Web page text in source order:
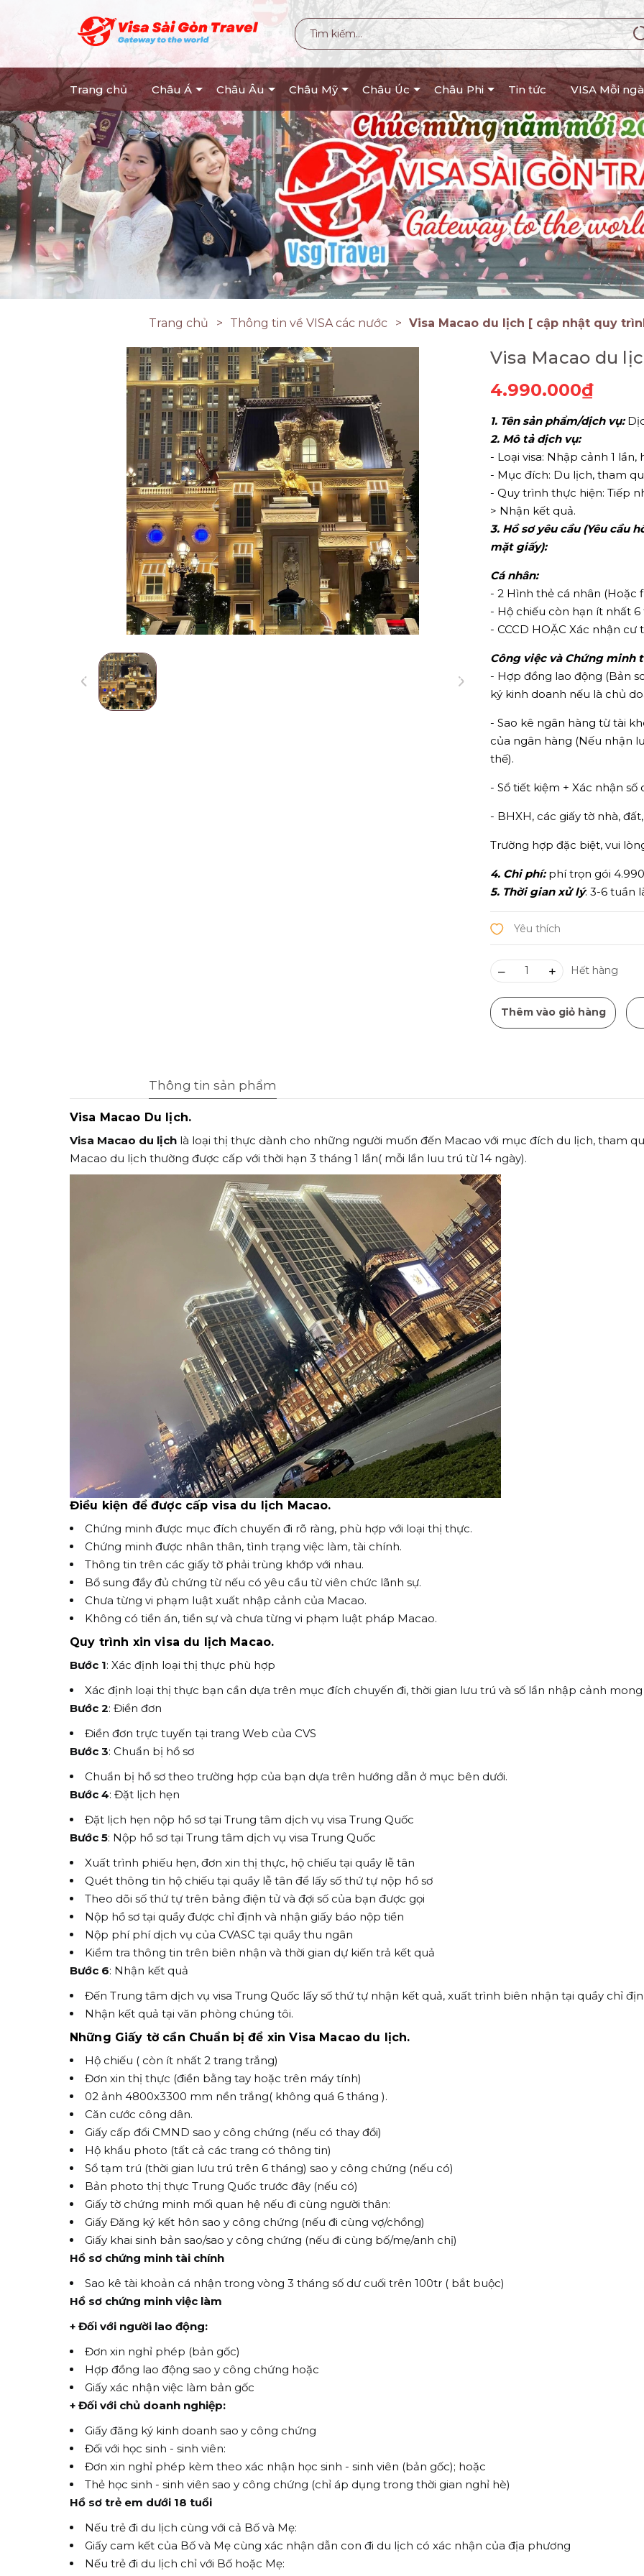
Trang chủ Châu Á Châu Âu Châu Mỹ Châu Úc Châu Phi Tin tức VISA Mỗi
Trang chủ Thông tin về VISA các nước Visa Macao du lịch [ cập nhật quy
Visa Macao du
4.990.000₫
1. Tên sản phẩm/dịch vụ:
2. Mô tả dịch vụ:
- Loại visa: Nhập cảnh 1
- Mục đích: Du lịch, tham
- Quy trình thực hiện: Tiếp
> Nhận kết quả.
3. Hồ sơ yêu cầu (Yêu cầu
mặt giấy):
Cá nhân:
- 2 Hình thẻ cá nhân (Hoặc
- Hộ chiếu còn hạn ít nhất
- CCCD HOẶC Xác nhận cư
Công việc và Chứng minh
- Hợp đồng lao động (Bản
ký kinh doanh nếu là chủ
- Sao kê ngân hàng từ tài
của ngân hàng (Nếu nhận
thế).
- Sổ tiết kiệm + Xác nhận
- BHXH, các giấy tờ nhà,
Trường hợp đặc biệt, vui
4. Chi phí: phí trọn gói
5. Thời gian xử lý: 3-6 tuần
– + Hết hàng
Thêm vào giỏ hàng
Thông tin sản phẩm
Visa Macao Du lịch.
Visa Macao du lịch là loại thị thực dành cho những người muốn đến Macao với mục đích du lịch, tham
Macao du lịch thường được cấp với thời hạn 3 tháng 1 lần( mỗi lần luu trú từ 14 ngày).
Điều kiện để được cấp visa du lịch Macao.
Chứng minh được mục đích chuyến đi rõ ràng, phù hợp với loại thị thực.
Chứng minh được nhân thân, tình trạng việc làm, tài chính.
Thông tin trên các giấy tờ phải trùng khớp với nhau.
Bổ sung đầy đủ chứng từ nếu có yêu cầu từ viên chức lãnh sự.
Chưa từng vi phạm luật xuất nhập cảnh của Macao.
Không có tiền án, tiền sự và chưa từng vi phạm luật pháp Macao.
Quy trình xin visa du lịch Macao.
Bước 1: Xác định loại thị thực phù hợp
Xác định loại thị thực bạn cần dựa trên mục đích chuyến đi, thời gian lưu trú và số lần nhập cảnh
Bước 2: Điền đơn
Điền đơn trực tuyến tại trang Web của CVS
Bước 3: Chuẩn bị hồ sơ
Chuẩn bị hồ sơ theo trường hợp của bạn dựa trên hướng dẫn ở mục bên dưới.
Bước 4: Đặt lịch hẹn
Đặt lịch hẹn nộp hồ sơ tại Trung tâm dịch vụ visa Trung Quốc
Bước 5: Nộp hồ sơ tại Trung tâm dịch vụ visa Trung Quốc
Xuất trình phiếu hẹn, đơn xin thị thực, hộ chiếu tại quầy lễ tân
Quét thông tin hộ chiếu tại quầy lễ tân để lấy số thứ tự nộp hồ sơ
Theo dõi số thứ tự trên bảng điện tử và đợi số của bạn được gọi
Nộp hồ sơ tại quầy được chỉ định và nhận giấy báo nộp tiền
Nộp phí phí dịch vụ của CVASC tại quầy thu ngân
Kiểm tra thông tin trên biên nhận và thời gian dự kiến trả kết quả
Bước 6: Nhận kết quả
Đến Trung tâm dịch vụ visa Trung Quốc lấy số thứ tự nhận kết quả, xuất trình biên nhận tại quầy chỉ
Nhận kết quả tại văn phòng chúng tôi.
Những Giấy tờ cần Chuẩn bị để xin Visa Macao du lịch.
Hộ chiếu ( còn ít nhất 2 trang trắng)
Đơn xin thị thực (điền bằng tay hoặc trên máy tính)
02 ảnh 4800x3300 mm nền trắng( không quá 6 tháng ).
Căn cước công dân.
Giấy cấp đổi CMND sao y công chứng (nếu có thay đổi)
Hộ khẩu photo (tất cả các trang có thông tin)
Sổ tạm trú (thời gian lưu trú trên 6 tháng) sao y công chứng (nếu có)
Bản photo thị thực Trung Quốc trước đây (nếu có)
Giấy tờ chứng minh mối quan hệ nếu đi cùng người thân:
Giấy Đăng ký kết hôn sao y công chứng (nếu đi cùng vợ/chồng)
Giấy khai sinh bản sao/sao y công chứng (nếu đi cùng bố/mẹ/anh chị)
Hồ sơ chứng minh tài chính
Sao kê tài khoản cá nhận trong vòng 3 tháng số dư cuối trên 100tr ( bắt buộc)
Hồ sơ chứng minh việc làm
+ Đối với người lao động:
Đơn xin nghỉ phép (bản gốc)
Hợp đồng lao động sao y công chứng hoặc
Giấy xác nhận việc làm bản gốc
+ Đối với chủ doanh nghiệp:
Giấy đăng ký kinh doanh sao y công chứng
Đối với học sinh - sinh viên:
Đơn xin nghỉ phép kèm theo xác nhận học sinh - sinh viên (bản gốc); hoặc
Thẻ học sinh - sinh viên sao y công chứng (chỉ áp dụng trong thời gian nghỉ hè)
Hồ sơ trẻ em dưới 18 tuổi
Nếu trẻ đi du lịch cùng với cả Bố và Mẹ:
Giấy cam kết của Bố và Mẹ cùng xác nhận dẫn con đi du lịch có xác nhận của địa phương
Nếu trẻ đi du lịch chỉ với Bố hoặc Mẹ: